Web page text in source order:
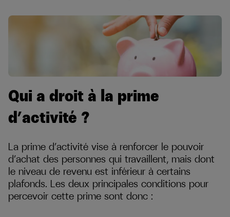
Qui a droit à la prime
d’activité ?
La prime d’activité vise à renforcer le pouvoir
d’achat des personnes qui travaillent, mais dont
le niveau de revenu est inférieur à certains
plafonds. Les deux principales conditions pour
percevoir cette prime sont donc :